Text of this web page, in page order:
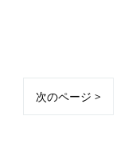
次のページ >